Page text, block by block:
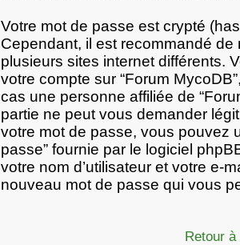
Votre mot de passe est crypté
Cependant, il est recommandé
plusieurs sites internet différents.
votre compte sur “Forum
cas une personne affiliée de
partie ne peut vous demander
votre mot de passe, vous pouvez
passe” fournie par le logiciel
votre nom d’utilisateur et votre e-
nouveau mot de passe qui vous
Retour à